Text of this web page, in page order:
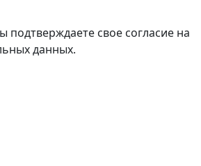
подтверждаете свое согласие на
данных.